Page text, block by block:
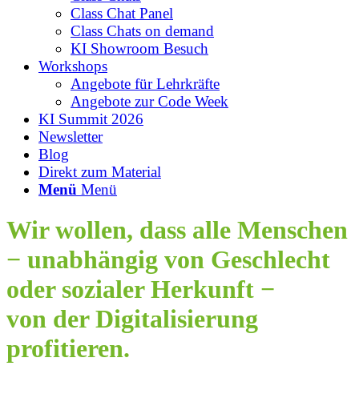
Class Chat Panel
Class Chats on demand
KI Showroom Besuch
Workshops
Angebote für Lehrkräfte
Angebote zur Code Week
KI Summit 2026
Newsletter
Blog
Direkt zum Material
Menü Menü
Wir wollen, dass alle Menschen
− unabhängig von Geschlecht
oder sozialer Herkunft −
von der Digitalisierung
profitieren.